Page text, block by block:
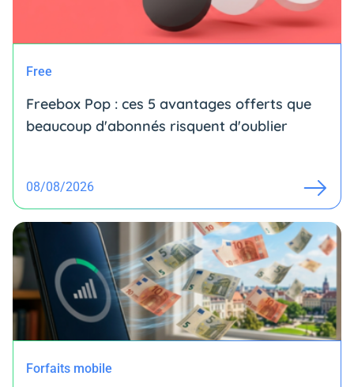
Free
Freebox Pop : ces 5 avantages offerts que
beaucoup d'abonnés risquent d'oublier
08/08/2026
Forfaits mobile